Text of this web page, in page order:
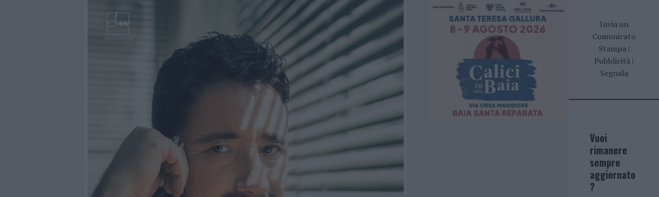
TRE MILIONI DI EURO DALLA PROVINCIA GALLURA PER NUOVE AULE NELLE SCUOLE DI OLBIA
Invia un
Comunicato
Stampa|
Pubblicità |
Segnala
Vuoi
rimanere
sempre
aggiornato
?